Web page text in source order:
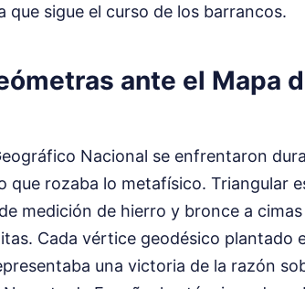
que sigue el curso de los barrancos.
ante el Mapa
Nacional se enfrentaron
que rozaba lo metafísico. Triangular
medición de hierro y bronce a
Cada vértice geodésico plantado
una victoria de la razón